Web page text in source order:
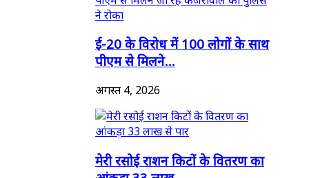
ई-20 के विरोध में 100 लोगों के साथ
पीएम से मिलने...
अगस्त 4, 2026
मेरी रसोई राशन किटों के वितरण का